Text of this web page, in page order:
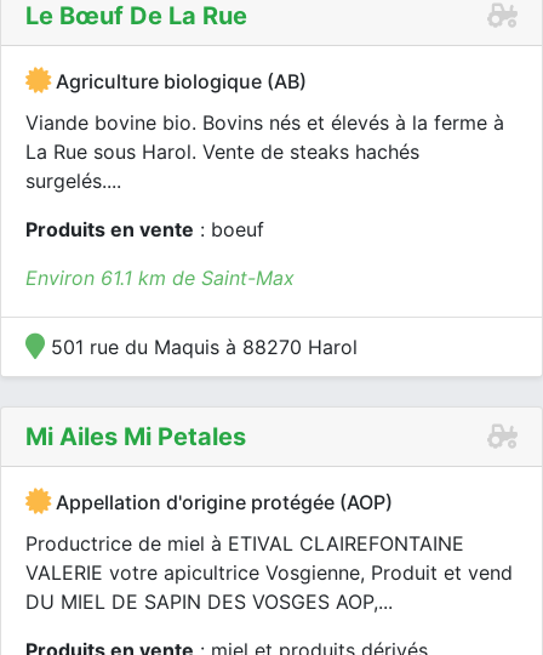
Le Bœuf De La Rue
Agriculture biologique (AB)
Viande bovine bio. Bovins nés et élevés à la ferme à
La Rue sous Harol. Vente de steaks hachés
surgelés....
Produits en vente : boeuf
Environ 61.1 km de Saint-Max
501 rue du Maquis à 88270 Harol
Mi Ailes Mi Petales
Appellation d'origine protégée (AOP)
Productrice de miel à ETIVAL CLAIREFONTAINE
VALERIE votre apicultrice Vosgienne, Produit et vend
DU MIEL DE SAPIN DES VOSGES AOP,...
Produits en vente : miel et produits dérivés